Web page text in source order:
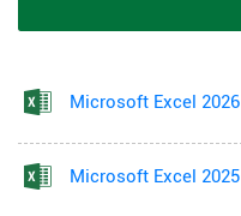
Microsoft Excel 2026
Microsoft Excel 2025